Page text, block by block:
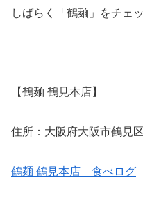
しばらく「鶴麺」をチェ
【鶴麺 鶴見本店】
住所：大阪府大阪市鶴見
鶴麺 鶴見本店 食べログ